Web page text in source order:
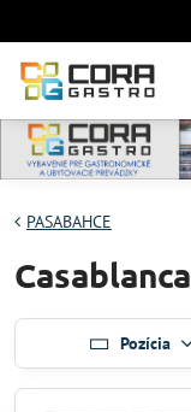
PASABAHCE
Casablanca
Pozícia